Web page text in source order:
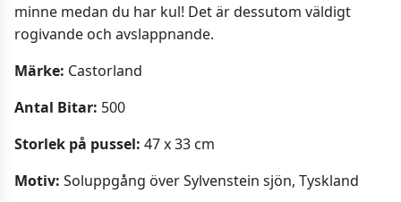
minne medan du har kul! Det är dessutom väldigt
rogivande och avslappnande.
Märke: Castorland
Antal Bitar: 500
Storlek på pussel: 47 x 33 cm
Motiv: Soluppgång över Sylvenstein sjön, Tyskland